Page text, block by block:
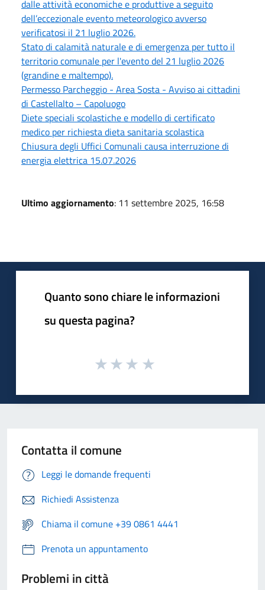
dalle attività economiche e produttive a seguito
dell’eccezionale evento meteorologico avverso
verificatosi il 21 luglio 2026.
Stato di calamità naturale e di emergenza per tutto il
territorio comunale per l'evento del 21 luglio 2026
(grandine e maltempo).
Permesso Parcheggio - Area Sosta - Avviso ai cittadini
di Castellalto – Capoluogo
Diete speciali scolastiche e modello di certificato
medico per richiesta dieta sanitaria scolastica
Chiusura degli Uffici Comunali causa interruzione di
energia elettrica 15.07.2026
Ultimo aggiornamento: 11 settembre 2025, 16:58
Quanto sono chiare le informazioni
su questa pagina?
Contatta il comune
Leggi le domande frequenti
Richiedi Assistenza
Chiama il comune +39 0861 4441
Prenota un appuntamento
Problemi in città